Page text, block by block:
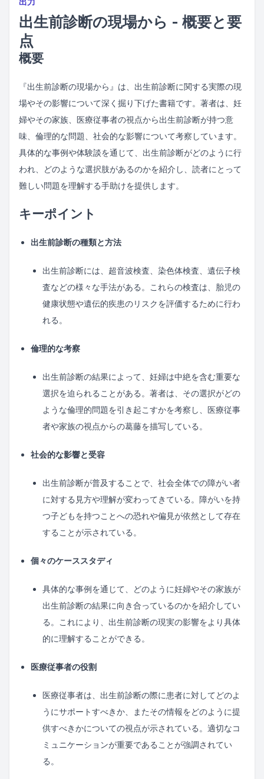
出生前診断の現場から - 概要と要
点
概要
『出生前診断の現場から』は、出生前診断に関する実際の現
場やその影響について深く掘り下げた書籍です。著者は、妊
婦やその家族、医療従事者の視点から出生前診断が持つ意
味、倫理的な問題、社会的な影響について考察しています。
具体的な事例や体験談を通じて、出生前診断がどのように行
われ、どのような選択肢があるのかを紹介し、読者にとって
難しい問題を理解する手助けを提供します。
キーポイント
出生前診断の種類と方法
出生前診断には、超音波検査、染色体検査、遺伝子検
査などの様々な手法がある。これらの検査は、胎児の
健康状態や遺伝的疾患のリスクを評価するために行わ
れる。
倫理的な考察
出生前診断の結果によって、妊婦は中絶を含む重要な
選択を迫られることがある。著者は、その選択がどの
ような倫理的問題を引き起こすかを考察し、医療従事
者や家族の視点からの葛藤を描写している。
社会的な影響と受容
出生前診断が普及することで、社会全体での障がい者
に対する見方や理解が変わってきている。障がいを持
つ子どもを持つことへの恐れや偏見が依然として存在
することが示されている。
個々のケーススタディ
具体的な事例を通じて、どのように妊婦やその家族が
出生前診断の結果に向き合っているのかを紹介してい
る。これにより、出生前診断の現実の影響をより具体
的に理解することができる。
医療従事者の役割
医療従事者は、出生前診断の際に患者に対してどのよ
うにサポートすべきか、またその情報をどのように提
供すべきかについての視点が示されている。適切なコ
ミュニケーションが重要であることが強調されてい
る。